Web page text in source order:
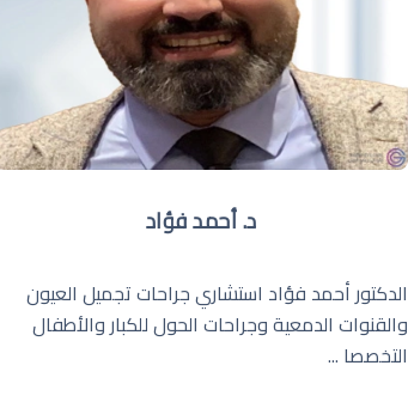
د. أحمد فؤاد
الدكتور أحمد فؤاد استشاري جراحات تجميل العيون
والقنوات الدمعية وجراحات الحول للكبار والأطفال
التخصصا ...